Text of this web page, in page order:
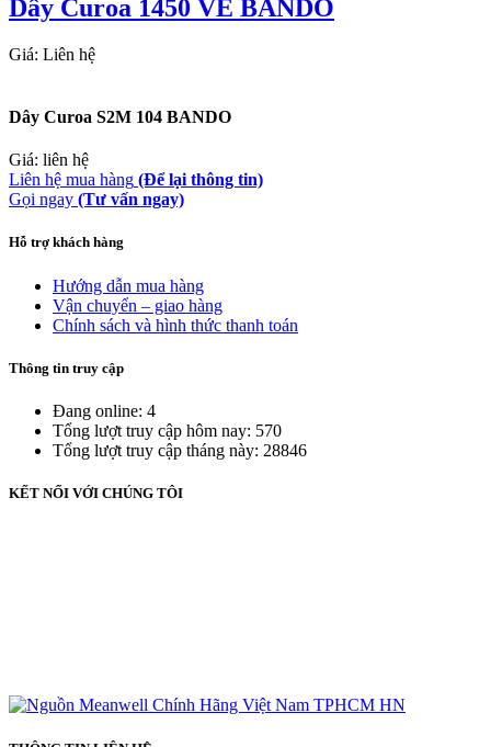
Dây Curoa 1450 VE BANDO
Giá: Liên hệ
Dây Curoa S2M 104 BANDO
Giá: liên hệ
Liên hệ mua hàng (Để lại thông tin)
Gọi ngay (Tư vấn ngay)
Hỗ trợ khách hàng
Hướng dẫn mua hàng
Vận chuyển – giao hàng
Chính sách và hình thức thanh toán
Thông tin truy cập
Đang online: 4
Tổng lượt truy cập hôm nay: 570
Tổng lượt truy cập tháng này: 28846
KẾT NỐI VỚI CHÚNG TÔI